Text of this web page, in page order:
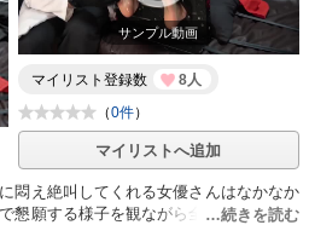
サンプル動画
マイリスト登録数
8人
（0件）
マイリストへ追加
悶え絶叫してくれる女優さんはなかなか
懇願する様子を観ながら全力で弱点をく